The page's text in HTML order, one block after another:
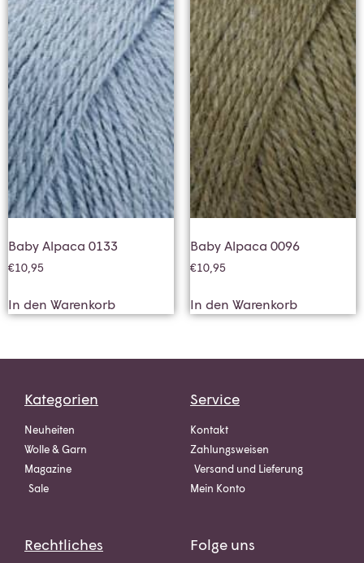
Baby Alpaca 0133
€10,95
In den Warenkorb
Baby Alpaca 0096
€10,95
In den Warenkorb
Kategorien
Neuheiten
Wolle & Garn
Magazine
Sale
Service
Kontakt
Zahlungsweisen
Versand und Lieferung
Mein Konto
Rechtliches Folge uns